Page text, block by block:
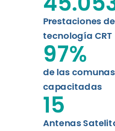
Prestaciones
tecnología CRT
de las comunas
capacitadas
97%
Antenas
15